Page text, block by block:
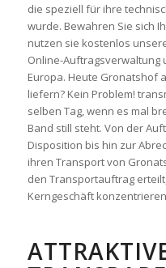
die speziell für ihre
wurde. Bewahren Sie sich
nutzen sie kostenlos
Online-Auftragsverwaltung
Europa. Heute Gronatshof
liefern? Kein Problem!
selben Tag, wenn es mal
Band still steht. Von der
Disposition bis hin zur
ihren Transport von
den Transportauftrag
Kerngeschäft